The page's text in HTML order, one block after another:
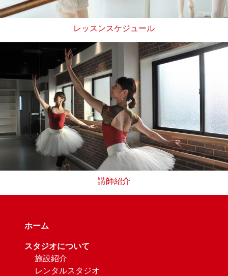
レッスンスケジュール
講師紹介
ホーム
スタジオについて
施設紹介
レンタルスタジオ